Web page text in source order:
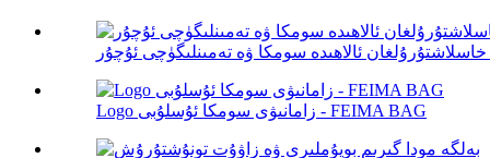
خاسلاشتۇرۇلغان ئالاھىدە سومكا ۋە تەمىنلىگۈچى ئۇچۇر
Logo زامانىۋى سومكا ئۇسلۇبى - FEIMA BAG